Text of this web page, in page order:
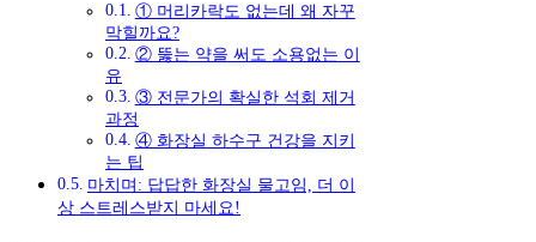
① 머리카락도 없는데 왜 자꾸
막힐까요?
② 뚫는 약을 써도 소용없는 이
유
③ 전문가의 확실한 석회 제거
과정
④ 화장실 하수구 건강을 지키
는 팁
마치며: 답답한 화장실 물고임, 더 이
상 스트레스받지 마세요!